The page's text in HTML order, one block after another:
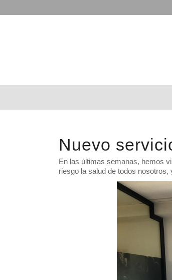
Nuevo
En las últimas semanas, hemos
riesgo la salud de todos